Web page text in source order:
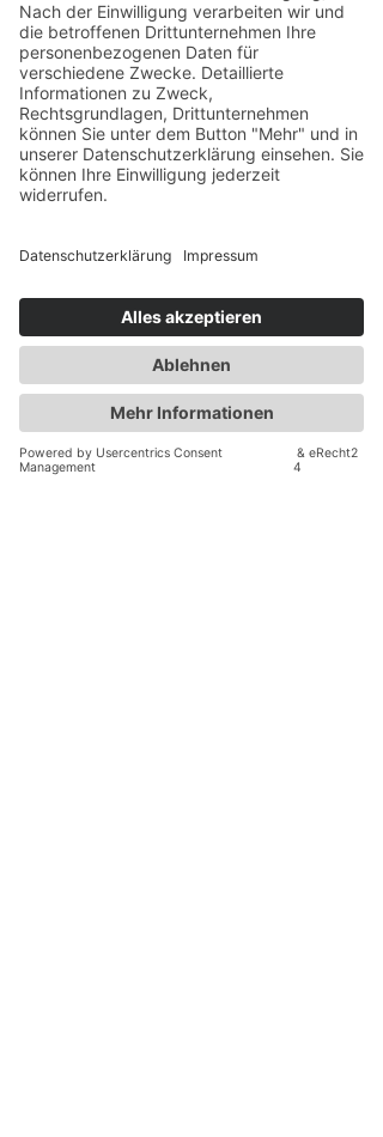
Gildo, Jermann
Fuligni, Panizzi, Leonardo Da Vinci, Il
Chicco Andreucci
Barbi
Garofoli
Librandi
Torrevento, L’Antesi
Planeta
Contini